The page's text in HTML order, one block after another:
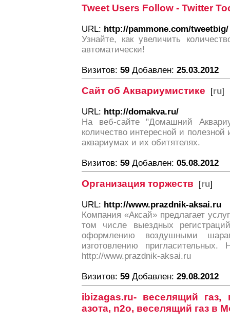
Tweet Users Follow - Twitter
URL: http://pammone.com/tweetbig/
Узнайте, как увеличить
автоматически!
Визитов: 59 Добавлен: 25.03.2012
Сайт об Аквариумистике [ru]
URL: http://domakva.ru/
На веб-сайте "Домашний
количество интересной и
аквариумах и их обитятелях.
Визитов: 59 Добавлен: 05.08.2012
Организация торжеств [ru]
URL: http://www.prazdnik-aksai.ru
Компания «Аксай» предлагает
том числе выездных
оформлению воздушными
изготовлению
http://www.prazdnik-aksai.ru
Визитов: 59 Добавлен: 29.08.2012
ibizagas.ru- веселящий газ,
азота, n2o, веселящий газ в